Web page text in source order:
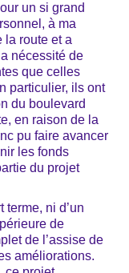
un si grand
à ma
la route et a
nécessité de
que celles
particulier, ils ont
du boulevard
en raison de la
pu faire avancer
les fonds
du projet
terme, ni d’un
de
de l’assise de
améliorations.